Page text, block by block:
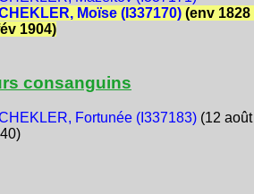
Moïse (I337170)(env 1828
1904)
consanguins
Fortunée (I337183)(12 août